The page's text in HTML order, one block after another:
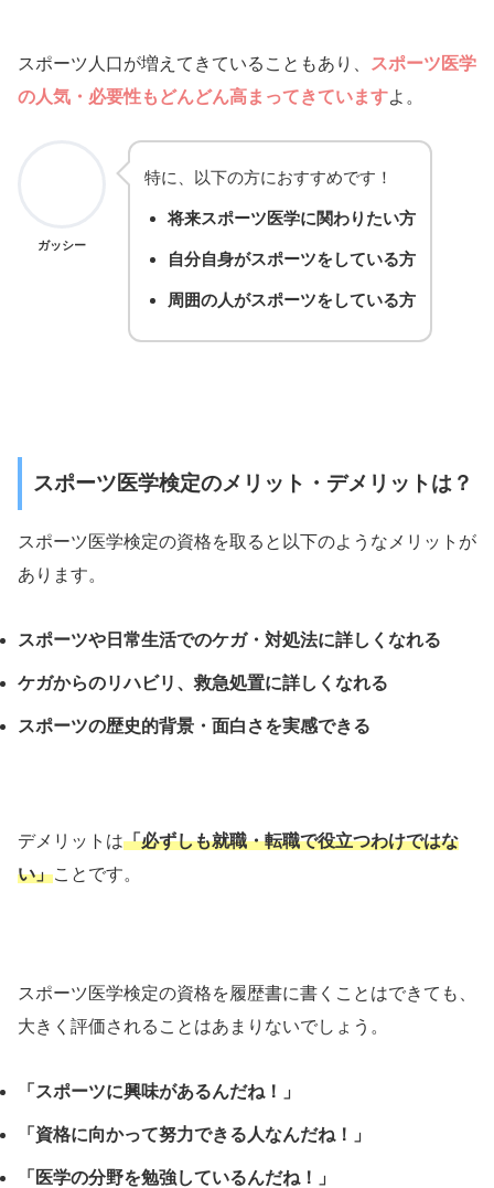
スポーツ人口が増えてきていることもあり、 スポーツ医学
の人気・必要性もどんどん高まってきていますよ。
ガッシー
特に、以下の方におすすめです！
将来スポーツ医学に関わりたい方
自分自身がスポーツをしている方
周囲の人がスポーツをしている方
スポーツ医学検定のメリット・デメリットは？
スポーツ医学検定の資格を取ると以下のようなメリットが
あります。
スポーツや日常生活でのケガ・対処法に詳しくなれる
ケガからのリハビリ、救急処置に詳しくなれる
スポーツの歴史的背景・面白さを実感できる
デメリットは「必ずしも就職・転職で役立つわけではな
い」ことです。
スポーツ医学検定の資格を履歴書に書くことはできても、
大きく評価されることはあまりないでしょう。
「スポーツに興味があるんだね！」
「資格に向かって努力できる人なんだね！」
「医学の分野を勉強しているんだね！」